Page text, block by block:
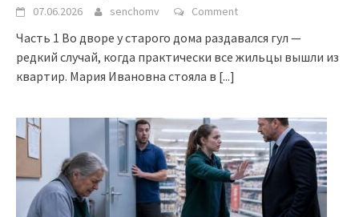
07.06.2026 senchomv Comment
Часть 1 Во дворе у старого дома раздавался гул —
редкий случай, когда практически все жильцы вышли из
квартир. Мария Ивановна стояла в [...]